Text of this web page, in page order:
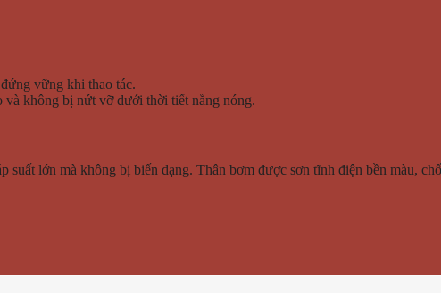
vững khi thao tác.
và không bị nứt vỡ dưới thời tiết nắng nóng.
lớn mà không bị biến dạng. Thân bơm được sơn tĩnh điện bền màu,